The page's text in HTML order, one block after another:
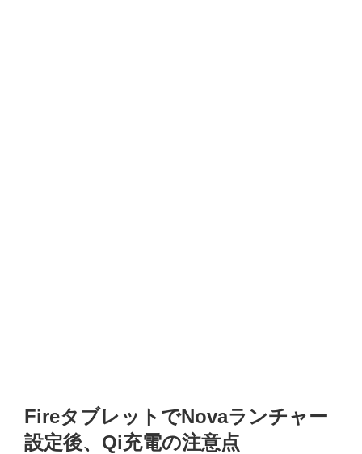
FireタブレットでNovaランチャー
設定後、Qi充電の注意点